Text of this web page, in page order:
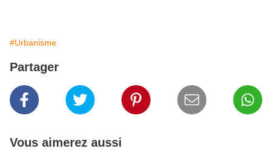
#Urbanisme
Partager
Vous aimerez aussi